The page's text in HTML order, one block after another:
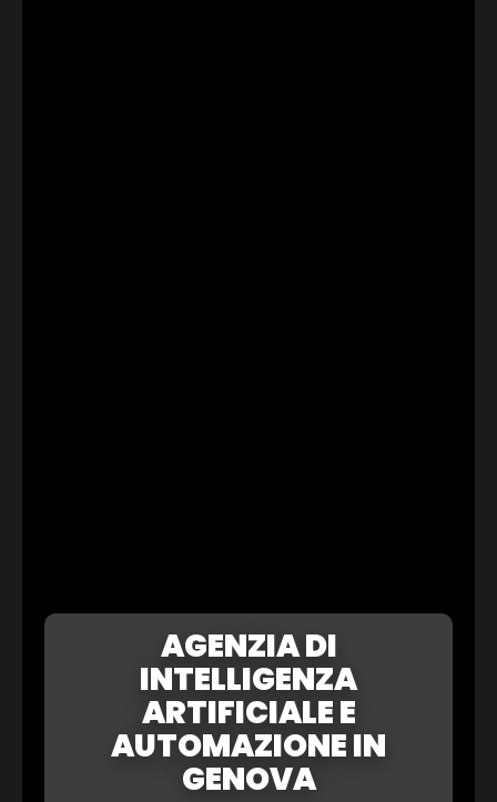
AGENZIA DI
INTELLIGENZA
ARTIFICIALE E
AUTOMAZIONE IN
GENOVA